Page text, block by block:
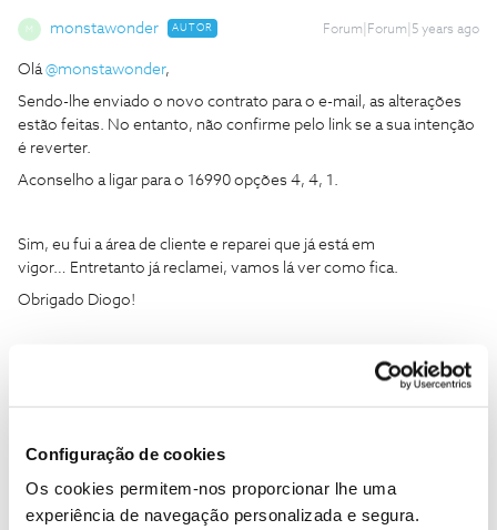
Configuração de cookies
Os cookies permitem-nos proporcionar lhe uma
experiência de navegação personalizada e segura.
M monstawonder AUTOR Forum|Forum|5 years ago
Olá@monstawonder,
Sendo-lhe enviado o novo contrato para o e-mail, as alterações
estão feitas. No entanto, não confirme pelo link se a sua intenção
é reverter.
Aconselho a ligar para o 16990 opções 4, 4, 1.
Sim, eu fui a área de cliente e reparei que já está em
vigor… Entretanto já reclamei, vamos lá ver como fica.
Obrigado Diogo!
Diogo Forum|Forum|5 years ago